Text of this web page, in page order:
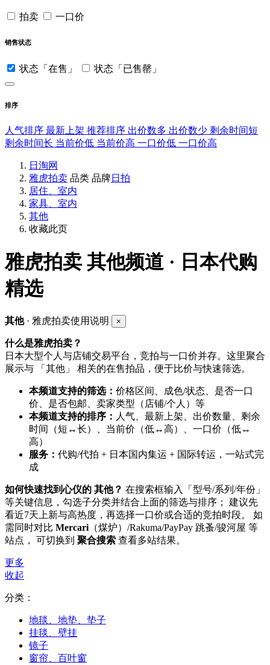
拍卖 一口价
销售状态
状态「在售」 状态「已售罄」
排序
人气排序 最新上架 推荐排序 出价数多 出价数少 剩余时间短
剩余时间长 当前价低 当前价高 一口价低 一口价高
日淘网
雅虎拍卖 品类 品牌日拍
居住、室内
家具、室内
其他
收藏此页
雅虎拍卖 其他频道 · 日本代购
精选
其他· 雅虎拍卖使用说明 ×
什么是雅虎拍卖？
日本大型个人与店铺交易平台，竞拍与一口价并存。这里聚合
展示与 「其他」 相关的在售拍品，便于比价与快速筛选。
本频道支持的筛选： 价格区间、成色/状态、是否一口
价、是否包邮、卖家类型（店铺/个人）等
本频道支持的排序： 人气、最新上架、出价数量、剩余
时间（短↔长）、当前价（低↔高）、一口价（低↔
高）
服务： 代购/代拍 + 日本国内集运 + 国际转运，一站式完
成
如何快速找到心仪的 其他？ 在搜索框输入「型号/系列/年份」
等关键信息，勾选子分类并结合上面的筛选与排序； 建议先
看近7天上新与高热度，再选择一口价或合适的竞拍时段。 如
需同时对比 Mercari （煤炉）/Rakuma/PayPay 跳蚤/骏河屋 等
站点， 可切换到 聚合搜索 查看多站结果。
更多
收起
分类：
地毯、地垫、垫子
挂毯、壁挂
镜子
窗帘、百叶窗